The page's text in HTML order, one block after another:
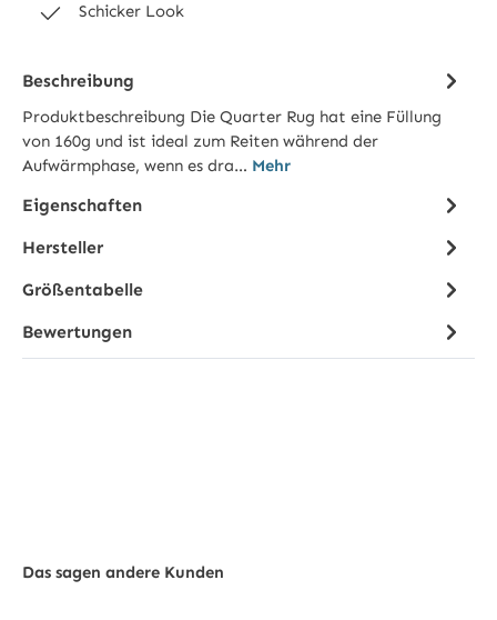
Schicker Look
Beschreibung
Produktbeschreibung Die Quarter Rug hat eine Füllung
von 160g und ist ideal zum Reiten während der
Aufwärmphase, wenn es dra… Mehr
Eigenschaften
Hersteller
Größentabelle
Bewertungen
Das sagen andere Kunden